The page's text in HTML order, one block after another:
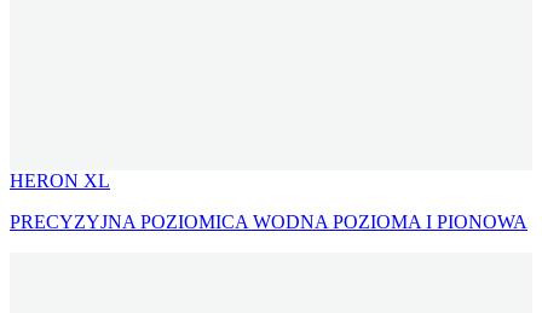
HERON XL
PRECYZYJNA POZIOMICA WODNA POZIOMA I PIONOWA